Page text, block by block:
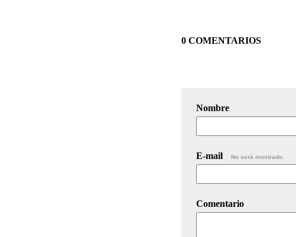
0 COMENTARIOS
Nombre
E-mail No será mostrado.
Comentario